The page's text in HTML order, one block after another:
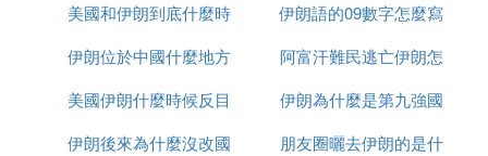
因為一旦發動伊朗戰爭，那麼整個的損失可能是史無
前例的，死傷人數可能幾倍於阿富汗，或者伊拉克。
據保守估計，如果美國打伊朗，那麼美國大兵的傷亡
總數將超過10萬人，對此，美國很難承受。
入多少
美國和伊朗到底什麼時
候打
伊朗語的09數字怎麼寫
伊朗位於中國什麼地方
阿富汗難民逃亡伊朗怎
麼辦
美國伊朗什麼時候反目
伊朗為什麼是第九強國
伊朗後來為什麼沒改國
朋友圈曬去伊朗的是什